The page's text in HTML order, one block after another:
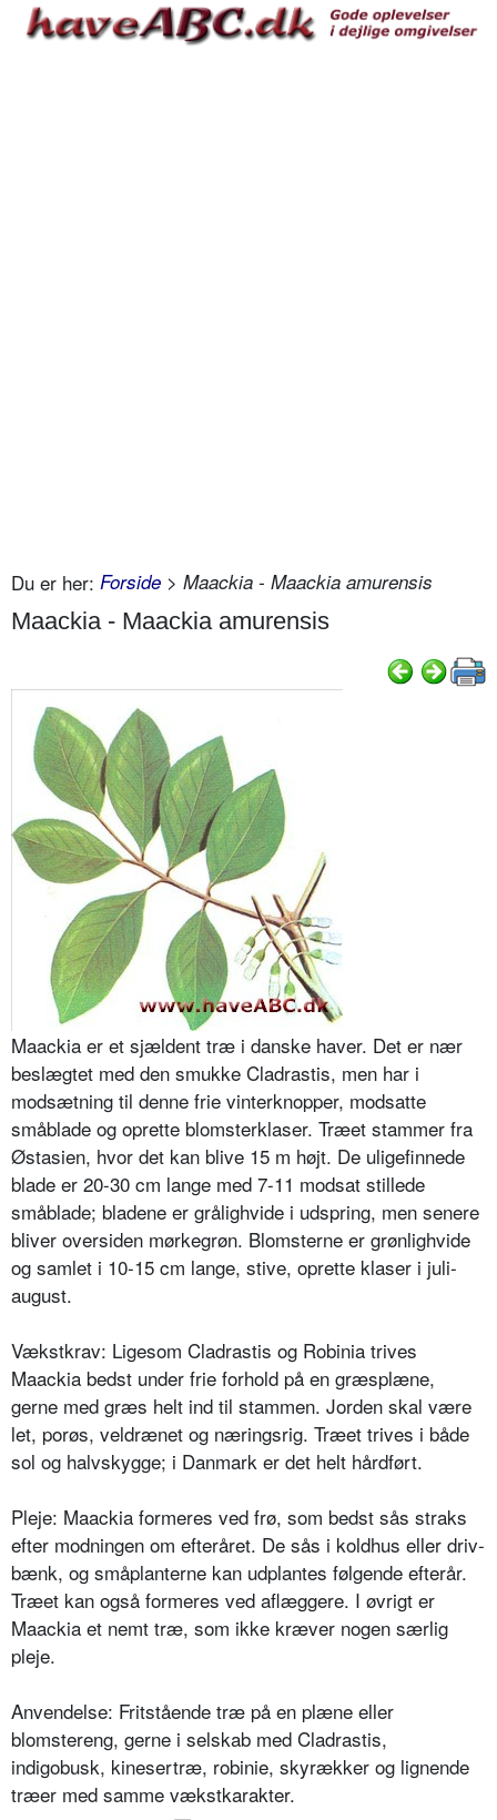
Du er her: Forside > Maackia - Maackia amurensis
Maackia - Maackia amurensis
Maackia er et sjældent træ i danske haver. Det er nær
beslægtet med den smukke Cladrastis, men har i
modsæt­ning til denne frie vinterknopper, mod­satte
småblade og oprette blomsterkla­ser. Træet stammer fra
Østasien, hvor det kan blive 15 m højt. De uligefinnede
blade er 20-30 cm lange med 7-11 modsat stillede
småblade; bladene er grålighvide i udspring, men senere
bliver oversiden mørkegrøn. Blomster­ne er grønlighvide
og samlet i 10-15 cm lange, stive, oprette klaser i juli­-
august.
Vækstkrav: Ligesom Cladrastis og Ro­binia trives
Maackia bedst under frie forhold på en græsplæne,
gerne med græs helt ind til stammen. Jorden skal være
let, porøs, veldrænet og nærings­rig. Træet trives i både
sol og halvskyg­ge; i Danmark er det helt hårdført.
Pleje: Maackia formeres ved frø, som bedst sås straks
efter modningen om efteråret. De sås i koldhus eller driv­
bænk, og småplanterne kan udplantes følgende efterår.
Træet kan også for­meres ved aflæggere. I øvrigt er
Maackia et nemt træ, som ikke kræver nogen særlig
pleje.
Anvendelse: Fritstående træ på en plæ­ne eller
blomstereng, gerne i selskab med Cladrastis,
indigobusk, kineser­træ, robinie, skyrækker og lignende
træer med samme vækstkarakter.